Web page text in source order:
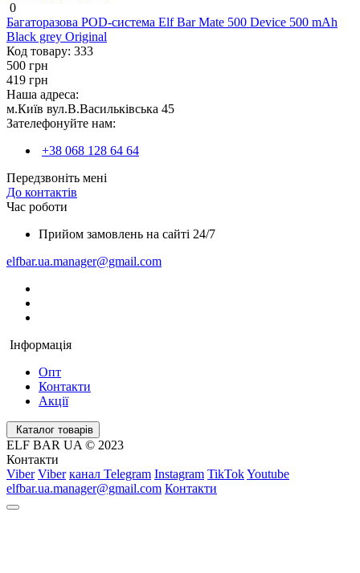
0
Багаторазова POD-система Elf Bar Mate 500 Device 500 mAh
Black grey Original
Код товару: 333
500 грн
419 грн
Наша адреса:
м.Київ вул.В.Васильківська 45
Зателефонуйте нам:
+38 068 128 64 64
Передзвоніть мені
До контактів
Час роботи
Прийом замовлень на сайті 24/7
elfbar.ua.manager@gmail.com
Інформація
Опт
Контакти
Акції
Каталог товарів
ELF BAR UA © 2023
Контакти
Viber Viber канал Telegram Instagram TikTokYoutube
elfbar.ua.manager@gmail.com Контакти